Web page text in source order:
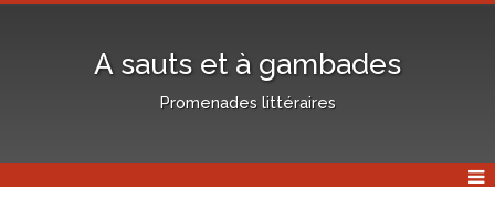
A sauts et à gambades
Promenades littéraires